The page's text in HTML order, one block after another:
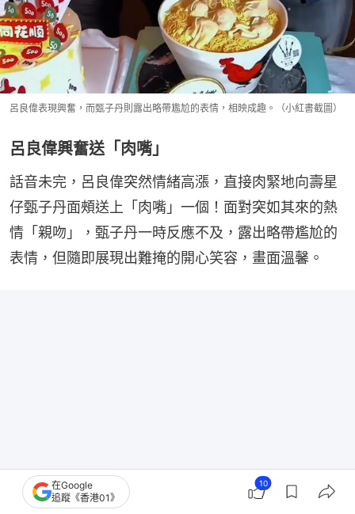
呂良偉表現興奮，而甄子丹則露出略帶尷尬的表情，相映成趣。（小紅書截圖）
呂良偉興奮送「肉嘴」
話音未完，呂良偉突然情緒高漲，直接肉緊地向壽星
仔甄子丹面頰送上「肉嘴」一個！面對突如其來的熱
情「親吻」，甄子丹一時反應不及，露出略帶尷尬的
表情，但隨即展現出難掩的開心笑容，畫面溫馨。
在Google
追蹤《香港01》
10